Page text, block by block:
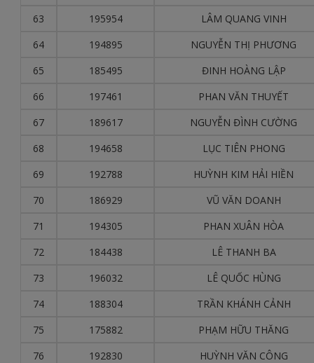
63
195954
LÂM QUANG VINH
64
194895
NGUYỄN THỊ PHƯƠNG
65
185495
ĐINH HOÀNG LẬP
66
197461
PHAN VĂN THUYẾT
67
189617
NGUYỄN ĐÌNH CƯỜNG
68
194658
LỤC TIÊN PHONG
69
192788
HUỲNH KIM HẢI HIỀN
70
186929
VŨ VĂN DOANH
71
194305
PHAN XUÂN HÒA
72
184438
LÊ THANH BA
73
196032
LÊ QUỐC HÙNG
74
188304
TRẦN KHÁNH CẢNH
75
175882
PHẠM HỮU THĂNG
76
192830
HUỲNH VĂN CÔNG